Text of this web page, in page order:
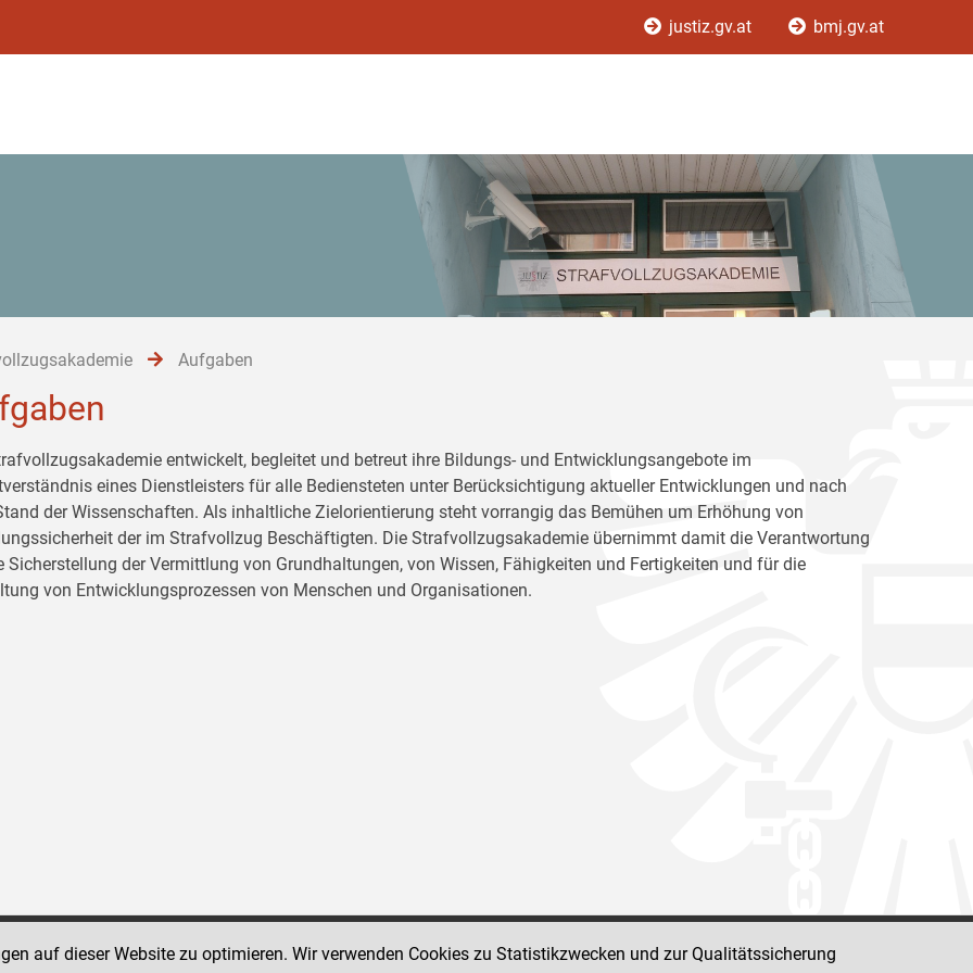
justiz.gv.at bmj.gv.at
Aufgaben
entwickelt, begleitet und betreut ihre Bildungs- und Entwicklungsangebote im
eines Dienstleisters für alle Bediensteten unter Berücksichtigung aktueller Entwicklungen und nach
der Wissenschaften. Als inhaltliche Zielorientierung steht vorrangig das Bemühen um Erhöhung von
der im Strafvollzug Beschäftigten. Die Strafvollzugsakademie übernimmt damit die Verantwortung
Sicherstellung der Vermittlung von Grundhaltungen, von Wissen, Fähigkeiten und Fertigkeiten und für die
von Entwicklungsprozessen von Menschen und Organisationen.
Social Media Kanäle
auf dieser Website zu optimieren. Wir verwenden Cookies zu Statistikzwecken und zur Qualitätssicherung